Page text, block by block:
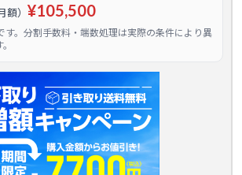
） ¥105,500
。分割手数料・端数処理は実際の条件により異